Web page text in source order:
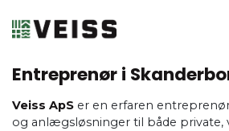
Entreprenør i
Veiss ApS er en erfaren
og anlægsløsninger til både private,